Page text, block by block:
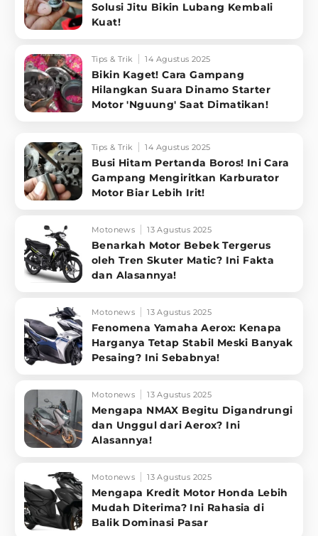
Solusi Jitu Bikin Lubang Kembali
Kuat!
Tips & Trik 14 Agustus 2025
Bikin Kaget! Cara Gampang
Hilangkan Suara Dinamo Starter
Motor 'Nguung' Saat Dimatikan!
Tips & Trik 14 Agustus 2025
Busi Hitam Pertanda Boros! Ini Cara
Gampang Mengiritkan Karburator
Motor Biar Lebih Irit!
Motonews 13 Agustus 2025
Benarkah Motor Bebek Tergerus
oleh Tren Skuter Matic? Ini Fakta
dan Alasannya!
Motonews 13 Agustus 2025
Fenomena Yamaha Aerox: Kenapa
Harganya Tetap Stabil Meski Banyak
Pesaing? Ini Sebabnya!
Motonews 13 Agustus 2025
Mengapa NMAX Begitu Digandrungi
dan Unggul dari Aerox? Ini
Alasannya!
Motonews 13 Agustus 2025
Mengapa Kredit Motor Honda Lebih
Mudah Diterima? Ini Rahasia di
Balik Dominasi Pasar